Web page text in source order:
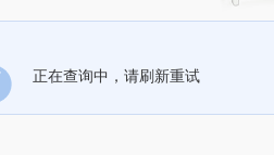
正在查询中，请刷新重试